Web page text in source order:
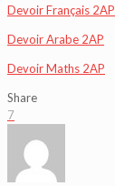
Devoir Français 2AP
Devoir Arabe 2AP
Devoir Maths 2AP
Share
7